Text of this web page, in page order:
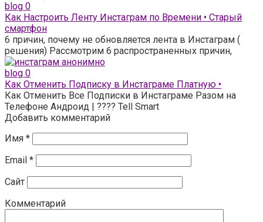
blog 0
Как Настроить Ленту Инстаграм по Времени • Старый
смартфон
6 причин, почему не обновляется лента в Инстаграм (
решения) Рассмотрим 6 распространенных причин,
blog 0
Как Отменить Подписку в Инстаграме Платную •
Как Отменить Все Подписки в Инстаграме Разом на
Телефоне Андроид | ???? Tell Smart
Добавить комментарий
Имя *
Email *
Сайт
Комментарий